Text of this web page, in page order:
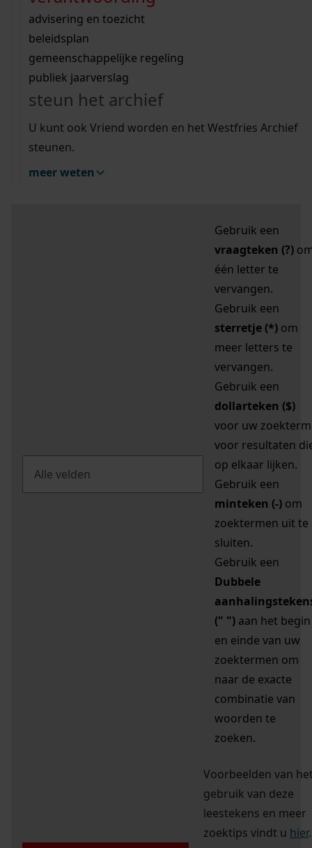
bouwvergunningen
omgevingsvergunningen
vergunningen
beeld en geluid
uitleg nodig?
Wij helpen u op weg met een aantal zoektips.
bekijk alle zoektips
Wij helpen u op weg met een aantal zoektips.
bekijk alle zoektips
bekijk ons geschiedenislokaal
advisering en toezicht
beleidsplan
gemeenschappelijke regeling
publiek jaarverslag
steun het archief
U kunt ook Vriend worden en het Westfries Archief
steunen.
meer weten
zoektips
Mijn Studiezaal (inloggen)
uw zoekopdracht te
Gebruik een
vraagteken (?)
één letter te
vervangen.
Gebruik een
sterretje (*) om
meer letters te
vervangen.
Gebruik een
dollarteken ($)
voor uw zoekterm
voor resultaten
op elkaar lijken.
Gebruik een
minteken (-) om
zoektermen uit te
sluiten.
Gebruik een
Dubbele
(" ") aan het begin
en einde van uw
zoektermen om
naar de exacte
combinatie van
woorden te
zoeken.
Voorbeelden van
gebruik van deze
leestekens en meer
zoektips vindt u hier.